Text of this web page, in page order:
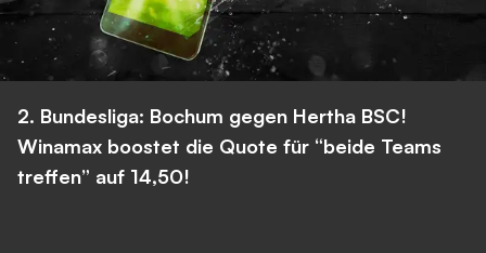
2. Bundesliga: Bochum gegen Hertha BSC!
Winamax boostet die Quote für “beide Teams
treffen” auf 14,50!